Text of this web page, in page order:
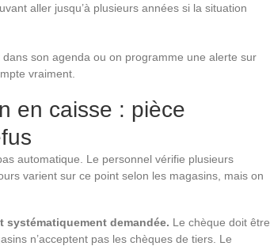
aller jusqu’à plusieurs années si la situation
son agenda ou on programme une alerte sur
vraiment.
en caisse : pièce
automatique. Le personnel vérifie plusieurs
varient sur ce point selon les magasins, mais on
systématiquement demandée. Le chèque doit être
n’acceptent pas les chèques de tiers. Le